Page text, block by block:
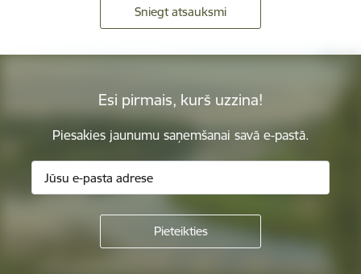
Sniegt atsauksmi
Esi pirmais, kurš uzzina!
Piesakies jaunumu saņemšanai savā e-pastā.